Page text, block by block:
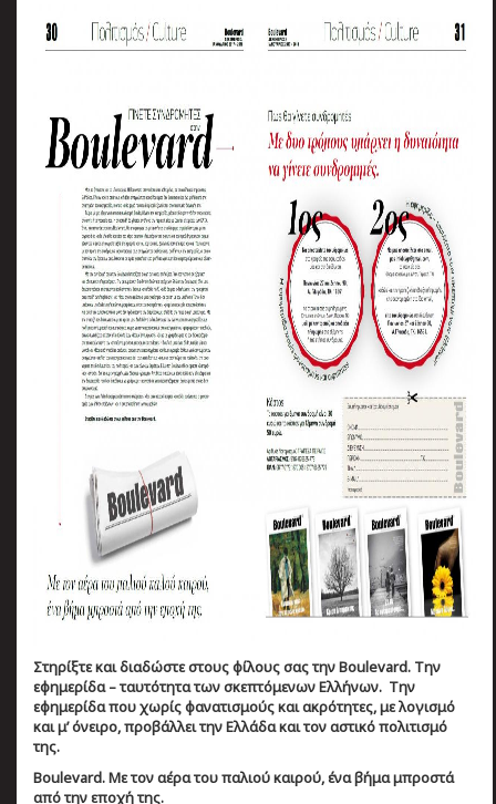
Στηρίξτε και διαδώστε στους φίλους σας τηνBoulevard. Tην
εφημερίδα – ταυτότητα των σκεπτόμενων Ελλήνων. Την
εφημερίδα που χωρίς φανατισμούς και ακρότητες, με λογισμό
και μ’ όνειρο, προβάλλει την Ελλάδα και τον αστικό πολιτισμό
της.
Boulevard. Με τον αέρα του παλιού καιρού, ένα βήμα μπροστά
από την εποχή της.